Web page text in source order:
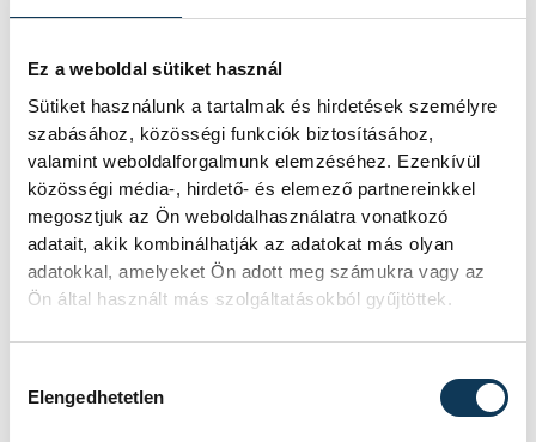
Ez a weboldal sütiket használ
Sütiket használunk a tartalmak és hirdetések személyre
szabásához, közösségi funkciók biztosításához,
valamint weboldalforgalmunk elemzéséhez. Ezenkívül
közösségi média-, hirdető- és elemező partnereinkkel
megosztjuk az Ön weboldalhasználatra vonatkozó
adatait, akik kombinálhatják az adatokat más olyan
adatokkal, amelyeket Ön adott meg számukra vagy az
Ön által használt más szolgáltatásokból gyűjtöttek.
Elengedhetetlen
Gyulai Attila mesélt az alkotás különleges
stílusáról is, mint mondta az anamorfózis
lényege, hogy az alkotás látszólag egy torz,
groteszk festmény, de van egy bizonyos
pont, ahonnan nézve már kirajzolódik a
tényleges ábra, ráadásul különleges térbeli